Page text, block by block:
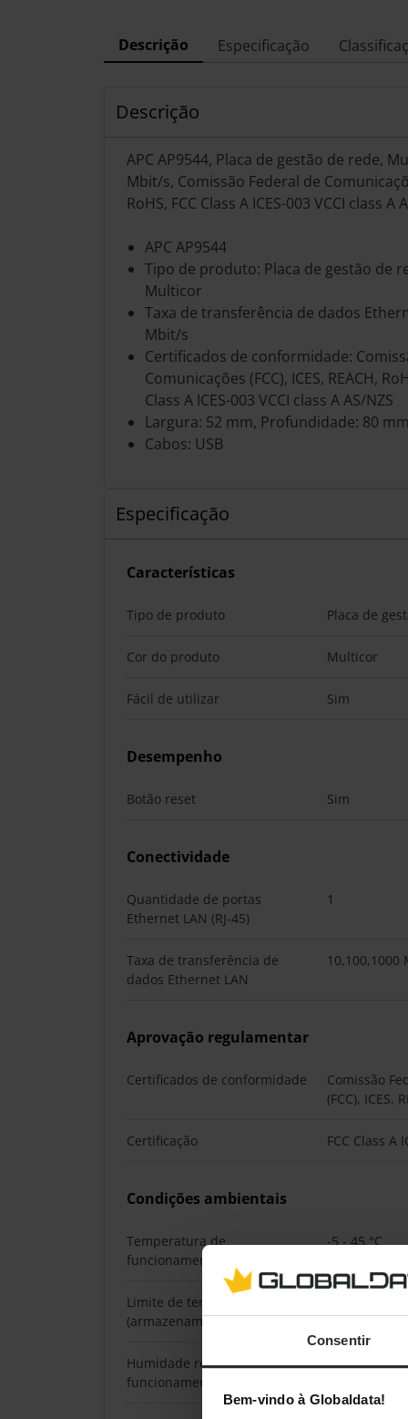
Consentir
Bem-vindo à Globaldata!
Descrição Especificação
Descrição
APC AP9544, Placa de gestão de rede,
Mbit/s, Comissão Federal de
RoHS, FCC Class A ICES-003 VCCI class A
APC AP9544
Tipo de produto: Placa de gestão de
Multicor
Taxa de transferência de dados
Mbit/s
Certificados de conformidade:
Comunicações (FCC), ICES, REACH,
Class A ICES-003 VCCI class A AS/NZS
Largura: 52 mm, Profundidade: 80
Cabos: USB
Especificação
Características
Tipo de produto Placa de
Cor do produto Multicor
Fácil de utilizar Sim
Desempenho
Botão reset Sim
Conectividade
Quantidade de portas
Ethernet LAN (RJ-45)
1
Taxa de transferência de
dados Ethernet LAN
10,100,1000
Aprovação regulamentar
Certificados de conformidade
Comissão
(FCC), ICES,
Certificação FCC Class A
Condições ambientais
Temperatura de
funcionamento (T-T)
-5 - 45 °C
Limite de temperaturas
(armazenamento)
Humidade relativa de
funcionamento (H-H)
0 - 95%